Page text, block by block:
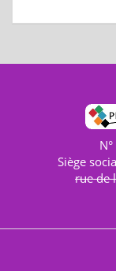
Siège
rue de